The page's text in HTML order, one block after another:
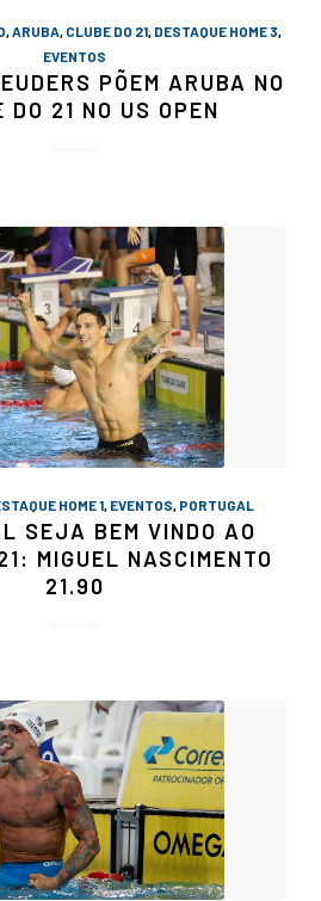
,ARUBA, CLUBE DO 21, DESTAQUE HOME 3,
EVENTOS
PÕEM ARUBA NO
DO 21 NO US OPEN
HOME 1, EVENTOS, PORTUGAL
SEJA BEM VINDO AO
MIGUEL NASCIMENTO
21.90